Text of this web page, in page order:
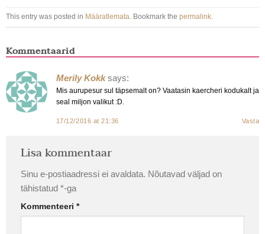
This entry was posted in Määratlemata . Bookmark the permalink.
Kommentaarid
Merily Kokk says:
Mis aurupesur sul täpsemalt on? Vaatasin kaercheri kodukalt ja
seal miljon valikut :D.
17/12/2016 at 21:36 Vasta
Lisa kommentaar
Sinu e-postiaadressi ei avaldata. Nõutavad väljad on
tähistatud *-ga
Kommenteeri *